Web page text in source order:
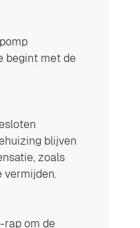
begint met de
blijven
zoals
vermijden.
rap om de